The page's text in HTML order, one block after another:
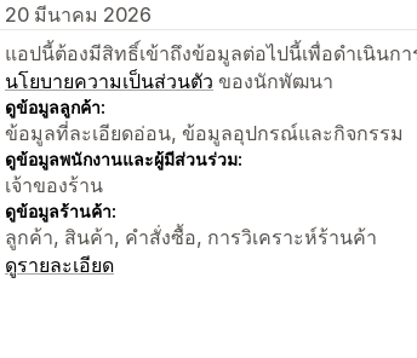
20 มีนาคม 2026
แอปนี้ต้องมีสิทธิ์เข้าถึงข้อมูลต่อไปนี้เพื่อดำเนิน
นโยบายความเป็นส่วนตัว ของนักพัฒนา
ดูข้อมูลลูกค้า:
ข้อมูลที่ละเอียดอ่อน, ข้อมูลอุปกรณ์และกิจกรรม
ดูข้อมูลพนักงานและผู้มีส่วนร่วม:
เจ้าของร้าน
ดูข้อมูลร้านค้า:
ลูกค้า, สินค้า, คำสั่งซื้อ, การวิเคราะห์ร้านค้า
ดูรายละเอียด